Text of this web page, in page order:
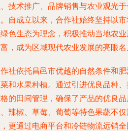
技术推广、品牌销售与农业观光
自成立以来，合作社始终坚持以
色生态为理念，积极推动当地农
，成为区域现代农业发展的亮眼名
社依托昌邑市优越的自然条件和
和水果种植。通过引进优良品种
的田间管理，确保了产品的优良
辣椒、草莓、葡萄等特色果蔬不
更通过电商平台和冷链物流远销